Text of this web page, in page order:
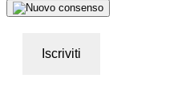
Iscriviti